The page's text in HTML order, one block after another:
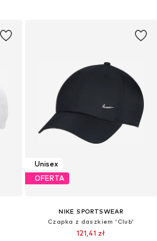
Unisex
OFERTA
NIKE SPORTSWEAR
Czapka z daszkiem 'Club'
121,41 zł